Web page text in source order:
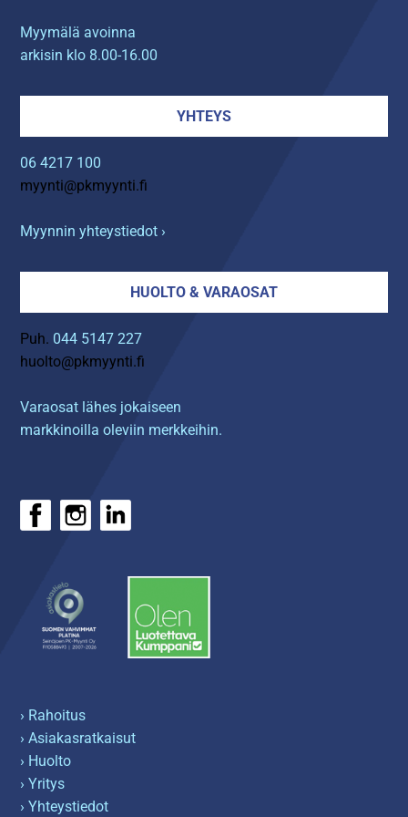
Myymälä avoinna
arkisin klo 8.00-16.00
YHTEYS
06 4217 100
myynti@pkmyynti.fi
Myynnin yhteystiedot ›
HUOLTO & VARAOSAT
Puh. 044 5147 227
huolto@pkmyynti.fi
Varaosat lähes jokaiseen
markkinoilla oleviin merkkeihin.
› Rahoitus
› Asiakasratkaisut
› Huolto
› Yritys
› Yhteystiedot